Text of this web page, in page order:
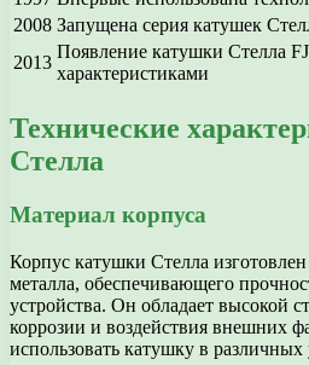
2008 Запущена серия катушек
2013
Появление катушки Стелла
характеристиками
Технические
Стелла
Материал корпуса
Корпус катушки Стелла
металла, обеспечивающего
устройства. Он обладает высокой
коррозии и воздействия внешних
использовать катушку в